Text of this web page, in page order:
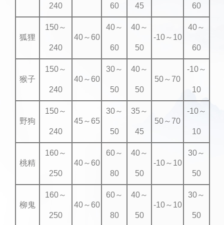
240 60 45 60
狐狸
150～
240
40～60
40～
60
40～
50
-10～10
40～
60
猴子
150～
240
40～60
30～
50
40～
50
50～70
-10～
10
野狗
150～
240
45～65
30～
50
35～
45
50～70
-10～
10
桃精
160～
250
40～60
60～
80
40～
50
-10～10
30～
50
柳鬼
160～
250
40～60
60～
80
40～
50
-10～10
30～
50